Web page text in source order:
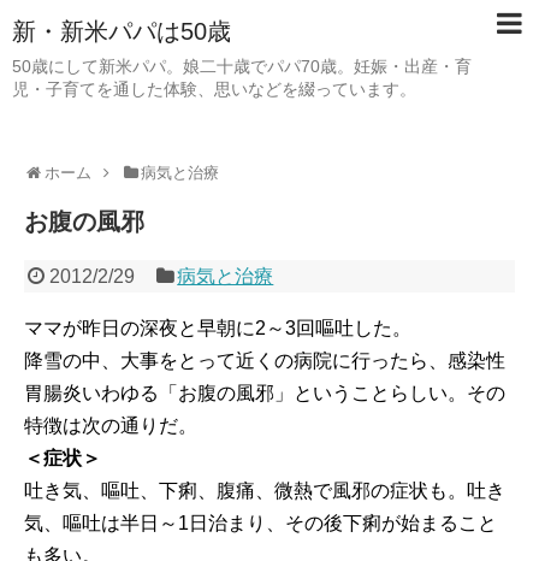
新・新米パパは50歳
50歳にして新米パパ。娘二十歳でパパ70歳。妊娠・出産・育
児・子育てを通した体験、思いなどを綴っています。
ホーム 病気と治療
お腹の風邪
2012/2/29 病気と治療
ママが昨日の深夜と早朝に2～3回嘔吐した。
降雪の中、大事をとって近くの病院に行ったら、感染性
胃腸炎いわゆる「お腹の風邪」ということらしい。その
特徴は次の通りだ。
＜症状＞
吐き気、嘔吐、下痢、腹痛、微熱で風邪の症状も。吐き
気、嘔吐は半日～1日治まり、その後下痢が始まること
も多い。